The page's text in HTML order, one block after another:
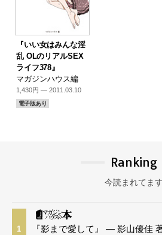
『いい女はみんな淫
乱 OLのリアルSEX
ライフ378』
マガジンハウス編
1,430円 — 2011.03.10
電子版あり
Ranking
今読まれてます
1 『影まで愛して』 — 影山優佳